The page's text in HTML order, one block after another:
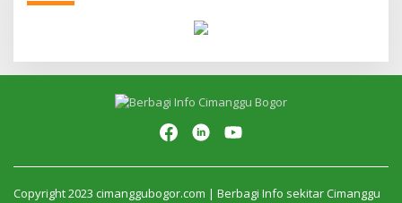
Copyright 2023 cimanggubogor.com | Berbagi Info sekitar Cimanggu